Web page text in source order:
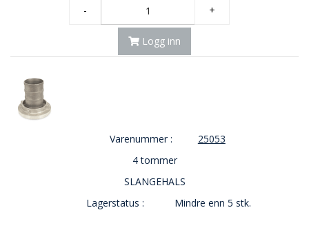
- +
Logg inn
Varenummer :
25053
4 tommer
SLANGEHALS
Lagerstatus :
Mindre enn 5 stk.